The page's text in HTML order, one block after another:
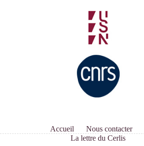
Accueil Nous contacter
La lettre du Cerlis